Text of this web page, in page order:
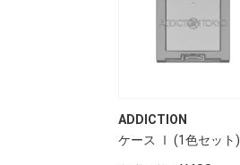
ADDICTION
ケース Ⅰ (1色セット)